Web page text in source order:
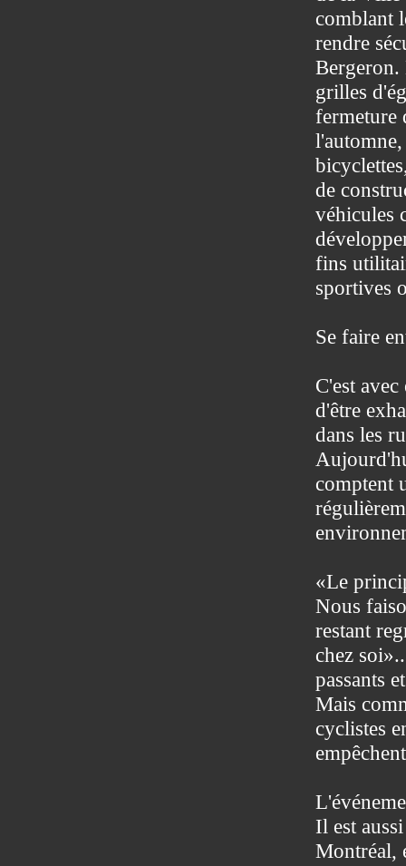
comblant
rendre
Bergeron.
grilles
fermeture
de
véhicules
fins
sportives
Se faire
C'est
d'être
dans les
comptent
«Le
Nous
restant
chez
passants
Mais
cyclistes
Il est
Montréal,